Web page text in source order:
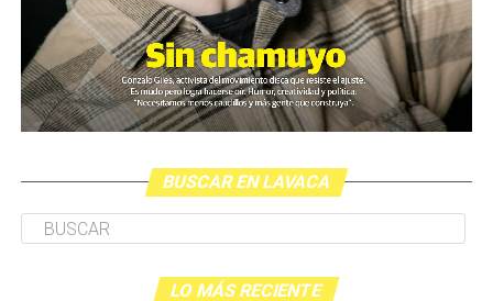
Paralelamente, y según lo que estila el gobierno, la
ministra Bullrich presentó en la Casa Rosada una noticia
distractiva; el anuncio sobre un supuesto proyecto de
ley contra los barras brava del fútbol (más allá de la
generalizada desmentida sobre la presencia de barras en
Durante la conferencia en ARGRA Paula Litvachky, del
CELS, planteó que otras tres personas también habían
sido apuntadas a la cabeza por armas policiales pese a
que se estipula el peligro mortal que implica esa forma
BUSCAR EN LAVACA
LO MÁS RECIENTE